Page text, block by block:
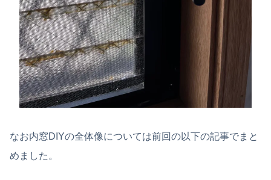
なお内窓DIYの全体像については前回の以下の記事でまと
めました。